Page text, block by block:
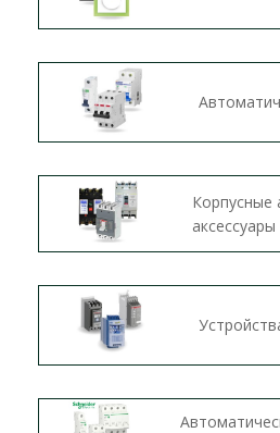
Корпусные
аксессуары